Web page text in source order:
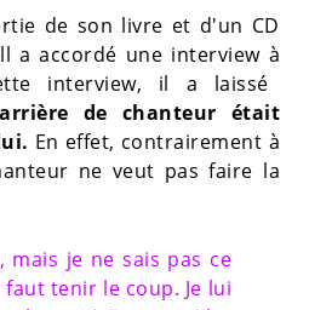
de son livre et d'un CD
a accordé une interview à
interview, il a laissé
de chanteur était
En effet, contrairement à
ne veut pas faire la
mais je ne sais pas ce
tenir le coup. Je lui